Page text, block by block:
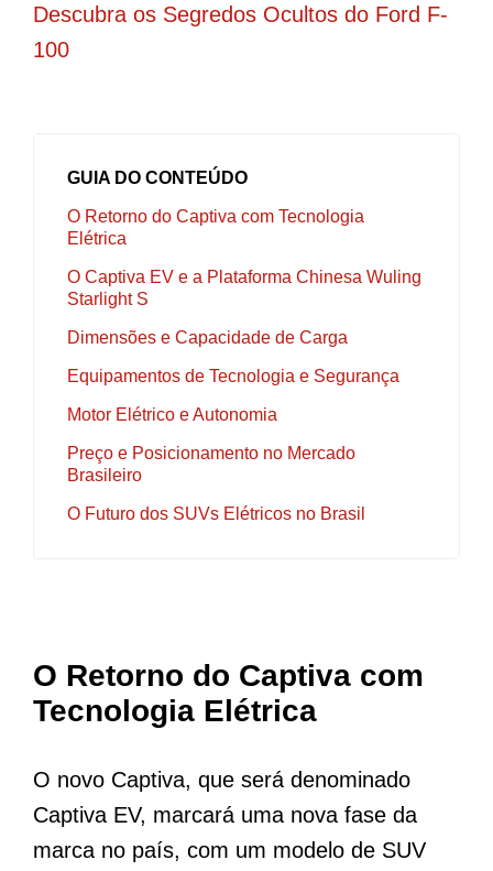
Descubra os Segredos Ocultos do Ford F-
100
GUIA DO CONTEÚDO
O Retorno do Captiva com Tecnologia
Elétrica
O Captiva EV e a Plataforma Chinesa Wuling
Starlight S
Dimensões e Capacidade de Carga
Equipamentos de Tecnologia e Segurança
Motor Elétrico e Autonomia
Preço e Posicionamento no Mercado
Brasileiro
O Futuro dos SUVs Elétricos no Brasil
O Retorno do Captiva com
Tecnologia Elétrica
O novo Captiva, que será denominado
Captiva EV, marcará uma nova fase da
marca no país, com um modelo de SUV